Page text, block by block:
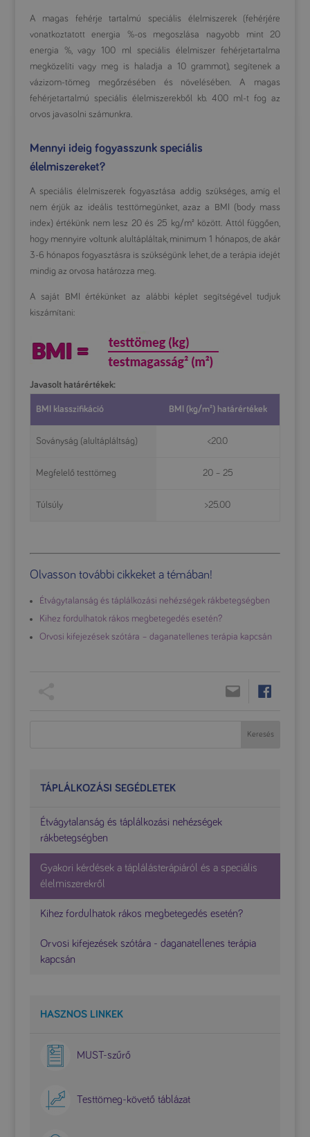
A magas fehérje tartalmú speciális élelmiszerek (fehérjére
vonatkoztatott energia %-os megoszlása nagyobb mint 20
energia %, vagy 100 ml speciális élelmiszer fehérjetartalma
megközelíti vagy meg is haladja a 10 grammot), segítenek a
vázizom-tömeg megőrzésében és növelésében. A magas
fehérjetartalmú speciális élelmiszerekből kb. 400 ml-t fog az
orvos javasolni számunkra.
Mennyi ideig fogyasszunk speciális
élelmiszereket?
A speciális élelmiszerek fogyasztása addig szükséges, amíg el
nem érjük az ideális testtömegünket, azaz a BMI (body mass
index) értékünk nem lesz 20 és 25 kg/m² között. Attól függően,
hogy mennyire voltunk alultápláltak, minimum 1 hónapos, de akár
3-6 hónapos fogyasztásra is szükségünk lehet, de a terápia idejét
mindig az orvosa határozza meg.
A saját BMI értékünket az alábbi képlet segítségével tudjuk
kiszámítani:
Javasolt határértékek:
BMI klasszifikáció BMI (kg/m²) határértékek
Soványság (alultápláltság) <20.0
Megfelelő testtömeg 20 – 25
Túlsúly >25.00
Olvasson további cikkeket a témában!
Étvágytalanság és táplálkozási nehézségek rákbetegségben
Kihez fordulhatok rákos megbetegedés esetén?
Orvosi kifejezések szótára – daganatellenes terápia kapcsán
TÁPLÁLKOZÁSI SEGÉDLETEK
Étvágytalanság és táplálkozási nehézségek
rákbetegségben
Gyakori kérdések a táplálásterápiáról és a speciális
élelmiszerekről
Kihez fordulhatok rákos megbetegedés esetén?
Orvosi kifejezések szótára - daganatellenes terápia
kapcsán
HASZNOS LINKEK
MUST-szűrő
Testtömeg-követő táblázat